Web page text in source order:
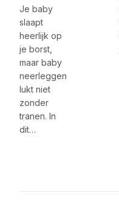
Je baby
slaapt
heerlijk op
je borst,
maar baby
neerleggen
lukt niet
zonder
tranen. In
dit…